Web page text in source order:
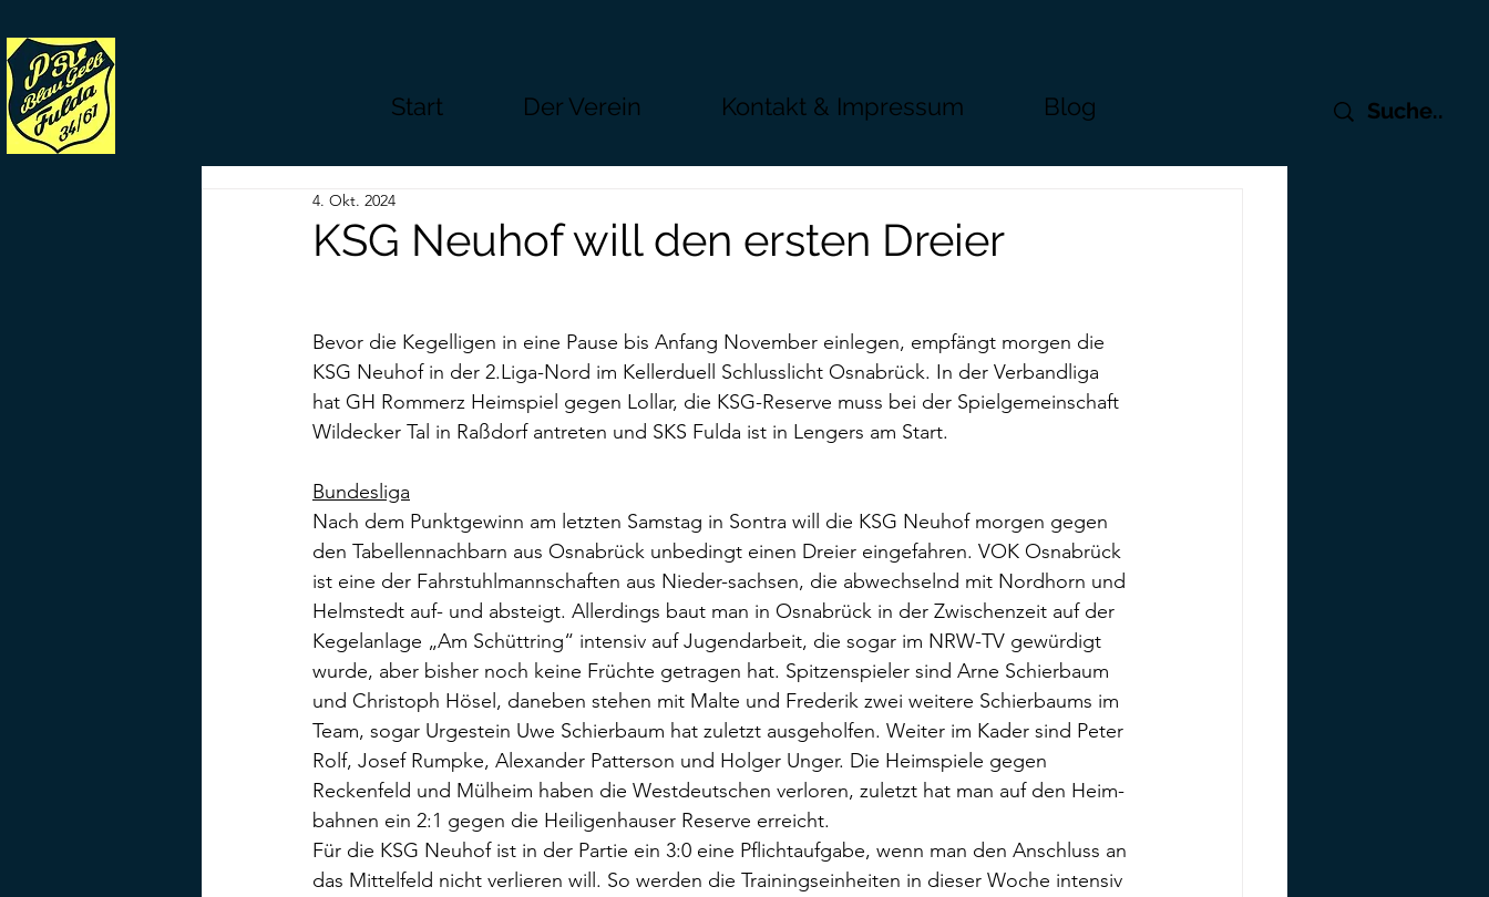
Start Der Verein Kontakt & Impressum Blog
KSG Neuhof will den ersten Dreier
4. Okt. 2024
Bevor die Kegelligen in eine Pause bis Anfang November einlegen, empfängt morgen die
KSG Neuhof in der 2.Liga-Nord im Kellerduell Schlusslicht Osnabrück. In der Verbandliga
hat GH Rommerz Heimspiel gegen Lollar, die KSG-Reserve muss bei der Spielgemeinschaft
Wildecker Tal in Raßdorf antreten und SKS Fulda ist in Lengers am Start.
Bundesliga
Nach dem Punktgewinn am letzten Samstag in Sontra will die KSG Neuhof morgen gegen
den Tabellennachbarn aus Osnabrück unbedingt einen Dreier eingefahren. VOK Osnabrück
ist eine der Fahrstuhlmannschaften aus Nieder-sachsen, die abwechselnd mit Nordhorn und
Helmstedt auf- und absteigt. Allerdings baut man in Osnabrück in der Zwischenzeit auf der
Kegelanlage „Am Schüttring“ intensiv auf Jugendarbeit, die sogar im NRW-TV gewürdigt
wurde, aber bisher noch keine Früchte getragen hat. Spitzenspieler sind Arne Schierbaum
und Christoph Hösel, daneben stehen mit Malte und Frederik zwei weitere Schierbaums im
Team, sogar Urgestein Uwe Schierbaum hat zuletzt ausgeholfen. Weiter im Kader sind Peter
Rolf, Josef Rumpke, Alexander Patterson und Holger Unger. Die Heimspiele gegen
Reckenfeld und Mülheim haben die Westdeutschen verloren, zuletzt hat man auf den Heim-
bahnen ein 2:1 gegen die Heiligenhauser Reserve erreicht.
Für die KSG Neuhof ist in der Partie ein 3:0 eine Pflichtaufgabe, wenn man den Anschluss an
das Mittelfeld nicht verlieren will. So werden die Trainingseinheiten in dieser Woche intensiv